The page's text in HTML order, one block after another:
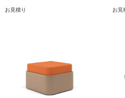
お見積り お見